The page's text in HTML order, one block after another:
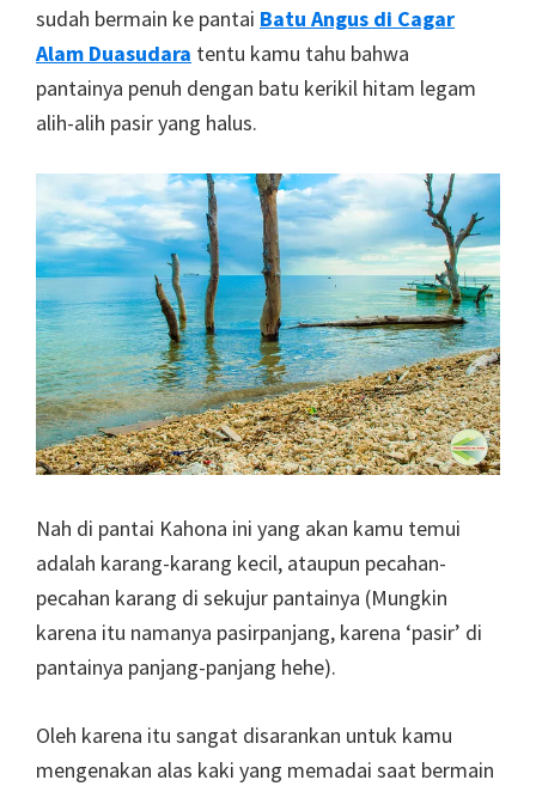
sudah bermain ke pantai Batu Angus di Cagar
Alam Duasudara tentu kamu tahu bahwa
pantainya penuh dengan batu kerikil hitam legam
alih-alih pasir yang halus.
Nah di pantai Kahona ini yang akan kamu temui
adalah karang-karang kecil, ataupun pecahan-
pecahan karang di sekujur pantainya (Mungkin
karena itu namanya pasirpanjang, karena ‘pasir’ di
pantainya panjang-panjang hehe).
Oleh karena itu sangat disarankan untuk kamu
mengenakan alas kaki yang memadai saat bermain